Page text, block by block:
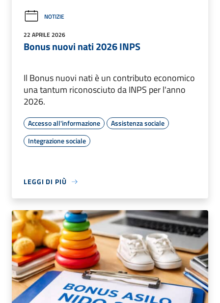
NOTIZIE
22 APRILE 2026
Bonus nuovi nati 2026 INPS
Il Bonus nuovi nati è un contributo economico
una tantum riconosciuto da INPS per l'anno
2026.
Accesso all'informazione
Assistenza sociale
Integrazione sociale
LEGGI DI PIÙ